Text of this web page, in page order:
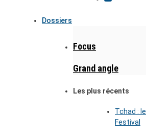
Dossiers
Focus
Grand angle
Les plus récents
Tchad : le
Festival